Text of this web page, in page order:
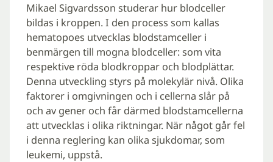
Mikael Sigvardsson studerar hur blodceller
bildas i kroppen. I den process som kallas
hematopoes utvecklas blodstamceller i
benmärgen till mogna blodceller: som vita
respektive röda blodkroppar och blodplättar.
Denna utveckling styrs på molekylär nivå. Olika
faktorer i omgivningen och i cellerna slår på
och av gener och får därmed blodstamcellerna
att utvecklas i olika riktningar. När något går fel
i denna reglering kan olika sjukdomar, som
leukemi, uppstå.